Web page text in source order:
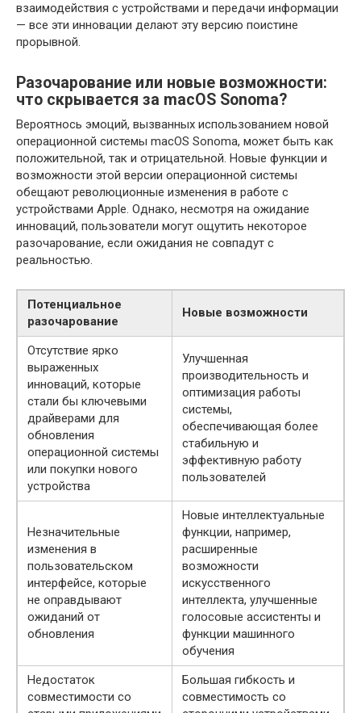
взаимодействия с устройствами и передачи информации
— все эти инновации делают эту версию поистине
прорывной.
Разочарование или новые возможности:
что скрывается за macOS Sonoma?
Вероятнось эмоций, вызванных использованием новой
операционной системы macOS Sonoma, может быть как
положительной, так и отрицательной. Новые функции и
возможности этой версии операционной системы
обещают революционные изменения в работе с
устройствами Apple. Однако, несмотря на ожидание
инноваций, пользователи могут ощутить некоторое
разочарование, если ожидания не совпадут с
реальностью.
Потенциальное
разочарование
Новые возможности
Отсутствие ярко
выраженных
инноваций, которые
стали бы ключевыми
драйверами для
обновления
операционной системы
или покупки нового
устройства
Улучшенная
производительность и
оптимизация работы
системы,
обеспечивающая более
стабильную и
эффективную работу
пользователей
Незначительные
изменения в
пользовательском
интерфейсе, которые
не оправдывают
ожиданий от
обновления
Новые интеллектуальные
функции, например,
расширенные
возможности
искусственного
интеллекта, улучшенные
голосовые ассистенты и
функции машинного
обучения
Недостаток
совместимости со
Большая гибкость и
совместимость со